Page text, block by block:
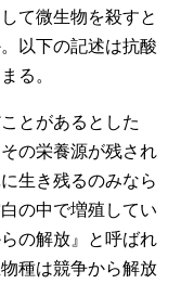
て微生物を殺すと
以下の記述は抗酸
る。
とがあるとした
の栄養源が残され
生き残るのみなら
の中で増殖してい
の解放』と呼ばれ
種は競争から解放